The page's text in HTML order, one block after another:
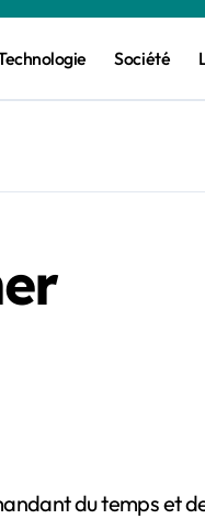
Société
du temps et